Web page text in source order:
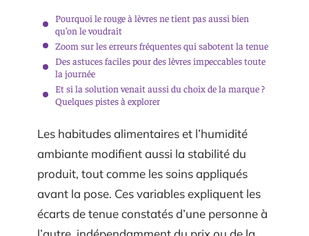
Pourquoi le rouge à lèvres ne tient pas aussi bien
qu’on le voudrait
Zoom sur les erreurs fréquentes qui sabotent la tenue
Des astuces faciles pour des lèvres impeccables toute
la journée
Et si la solution venait aussi du choix de la marque ?
Quelques pistes à explorer
Les habitudes alimentaires et l’humidité
ambiante modifient aussi la stabilité du
produit, tout comme les soins appliqués
avant la pose. Ces variables expliquent les
écarts de tenue constatés d’une personne à